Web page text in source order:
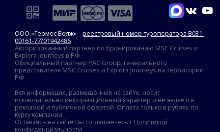
ООО «Гермес Вояж» –реестровый номер туроператора В031-
00161-77/01942486
Авторизованный партнер по бронированию MSC Cruises и
Explora Journeys в РФ
Официальный партнер PAC Group, генерального
представителя MSC Cruises и Explora Journeys на территории
РФ
Вся информация, размещённая на сайте, носит
исключительно информационный характер и не является
рекламой и публичной офертой. Оплата только в рублях по
курсу компании.
Оставаясь на сайте Вы соглашаетесь с Политикой
конфиденциальности